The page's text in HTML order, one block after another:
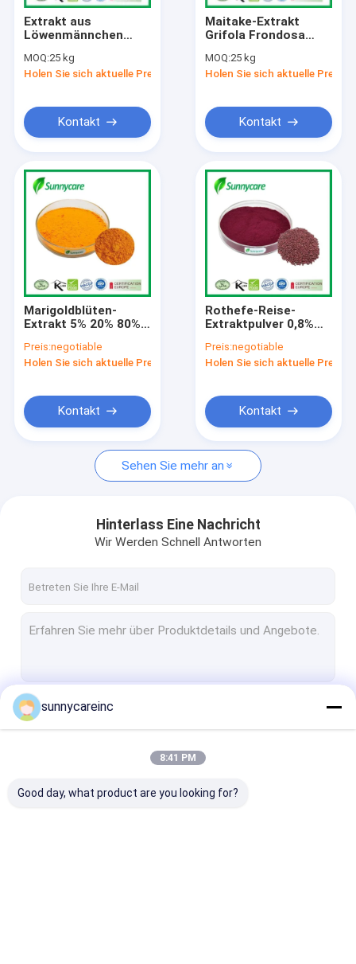
Produkte
Über uns
Fabrik Tour
Qualitätskontrolle
Referenzen
Pflanzenextraktpulver
Kosmetische Rohstoffe
Zutaten der Tierernährung
Nahrungsergänzungsmittelpulver
Extrakt aus
Löwenmännchen
Braun Pulver 4:1 TLC
Polysaccharide 20%
MOQ:25 kg
Holen Sie sich aktuelle Preis
Kontakt
Maitake-Extrakt
Grifola Frondosa
Polysaccharide 20%
UV-
MOQ:25 kg
Holen Sie sich aktuelle Preis
Kontakt
Marigoldblüten-
Extrakt 5% 20% 80%
Lutein und
Zeaxanthin Pulver
Preis:negotiable
Holen Sie sich aktuelle Preis
Kontakt
Rothefe-Reise-
Extraktpulver 0,8%
Monascus Purpureus
Went Hefe
Preis:negotiable
Holen Sie sich aktuelle Preis
Kontakt
Sehen Sie mehr an
Hinterlass Eine Nachricht
Wir Werden Schnell Antworten
sunnycareinc
8:41 PM
Good day, what product are you looking for?